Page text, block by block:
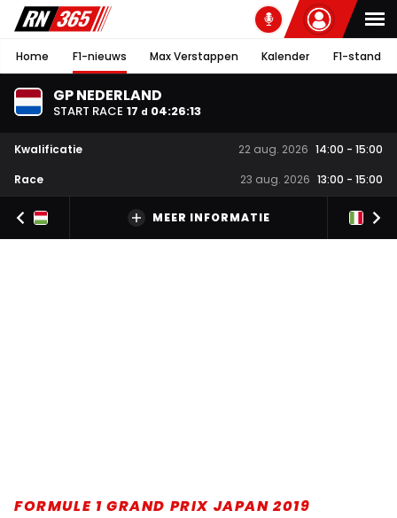
Home F1-nieuws Max Verstappen Kalender F1-stand
GP NEDERLAND
START RACE 17 d 04:26:12
Kwalificatie 22 aug. 2026 14:00 - 15:00
Race
23 aug. 2026 13:00 - 15:00
MEER INFORMATIE
FORMULE 1 GRAND PRIX JAPAN 2019